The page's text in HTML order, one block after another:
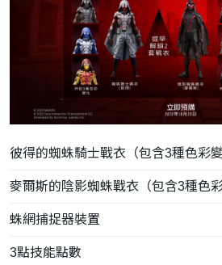
彼得的蜘蛛騎士戰衣（包含3種色彩變
麥爾斯的陰影蜘蛛戰衣（包含3種色彩
蛛網捕捉器裝置
3點技能點數